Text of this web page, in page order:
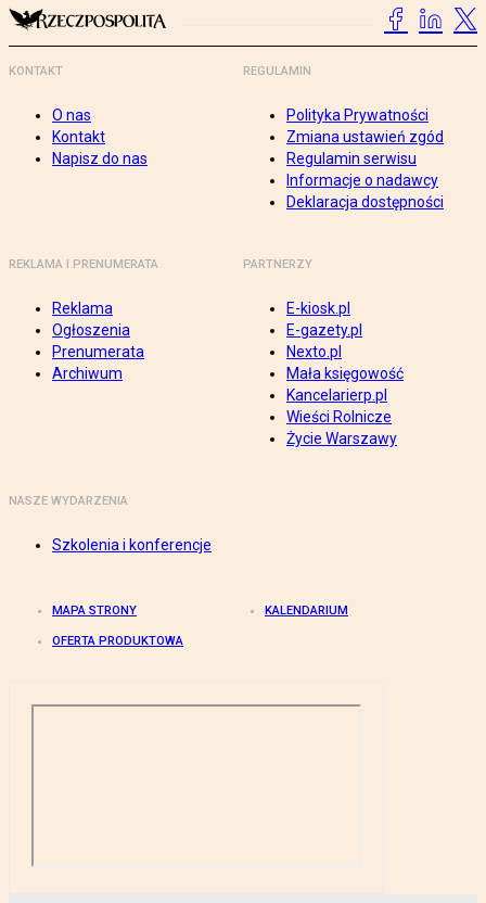
KONTAKT
O nas
Kontakt
Napisz do nas
REGULAMIN
Polityka Prywatności
Zmiana ustawień zgód
Regulamin serwisu
Informacje o nadawcy
Deklaracja dostępności
REKLAMA I PRENUMERATA
Reklama
Ogłoszenia
Prenumerata
Archiwum
PARTNERZY
E-kiosk.pl
E-gazety.pl
Nexto.pl
Mała księgowość
Kancelarierp.pl
Wieści Rolnicze
Życie Warszawy
NASZE WYDARZENIA
Szkolenia i konferencje
MAPA STRONY KALENDARIUM
OFERTA PRODUKTOWA